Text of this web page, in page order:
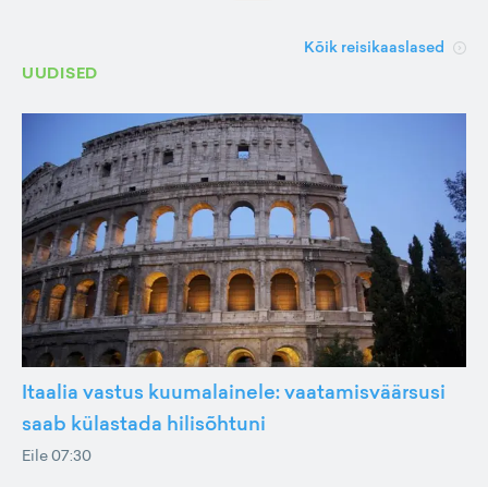
Kõik reisikaaslased
UUDISED
Itaalia vastus kuumalainele: vaatamisväärsusi
saab külastada hilisõhtuni
Eile 07:30